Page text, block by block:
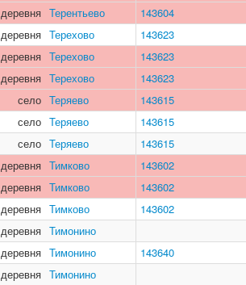
деревня Терентьево
143604
деревня Терехово
143623
деревня Терехово
143623
деревня Терехово
143623
село Теряево
143615
село Теряево
143615
село Теряево
143615
деревня Тимково
143602
деревня Тимково
143602
деревня Тимково
143602
деревня Тимонино
деревня Тимонино
143640
деревня Тимонино